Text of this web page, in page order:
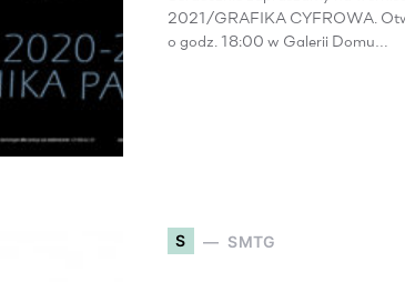
2021/GRAFIKA CYFROWA.
o godz. 18:00 w Galerii Domu…
S SMTG